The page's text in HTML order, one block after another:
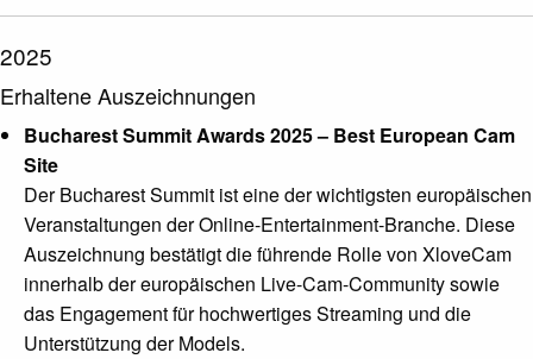
2025
Erhaltene Auszeichnungen
Bucharest Summit Awards 2025 – Best European Cam
Site
Der Bucharest Summit ist eine der wichtigsten europäischen
Veranstaltungen der Online-Entertainment-Branche. Diese
Auszeichnung bestätigt die führende Rolle von XloveCam
innerhalb der europäischen Live-Cam-Community sowie
das Engagement für hochwertiges Streaming und die
Unterstützung der Models.